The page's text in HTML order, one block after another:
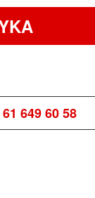
61 649 60 58